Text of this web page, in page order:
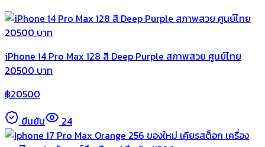
iPhone 14 Pro Max 128 สี Deep Purple สภาพสวย ศูนย์ไทย
20500 บาท
฿20500
ยืนยัน
24